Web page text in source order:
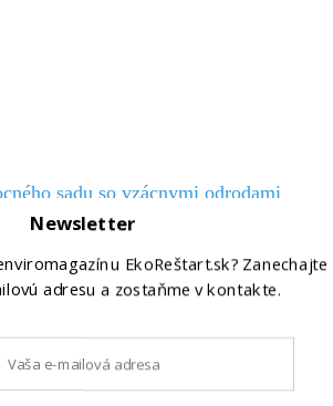
sadu so vzácnymi odrodami
prinúti zamyslieť sa
Newsletter
EkoReštart.sk? Zanechajte
adresu a zostaňme v kontakte.